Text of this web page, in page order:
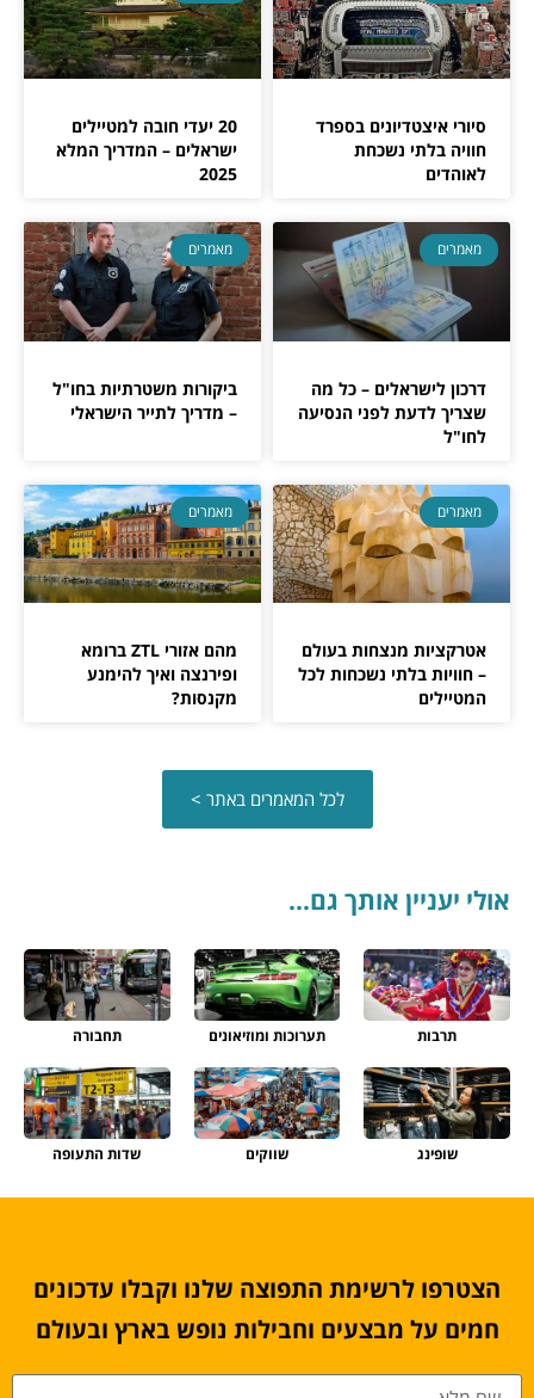
סיורי איצטדיונים בספרד
חוויה בלתי נשכחת
לאוהדים
20 יעדי חובה למטיילים
ישראלים – המדריך המלא
2025
מאמרים
דרכון לישראלים – כל מה
שצריך לדעת לפני הנסיעה
לחו"ל
מאמרים
ביקורות משטרתיות בחו"ל
– מדריך לתייר הישראלי
מאמרים
אטרקציות מנצחות בעולם
– חוויות בלתי נשכחות לכל
המטיילים
מאמרים
מהם אזורי ZTL ברומא
ופירנצה ואיך להימנע
מקנסות?
לכל המאמרים באתר >
אולי יעניין אותך גם...
תרבות תערוכות ומוזיאונים תחבורה
שופינג שווקים שדות התעופה
הצטרפו לרשימת התפוצה שלנו וקבלו עדכונים
חמים על מבצעים וחבילות נופש בארץ ובעולם